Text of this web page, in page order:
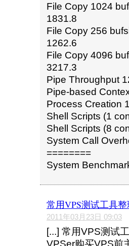
File Copy 1024
1831.8
File Copy 256
1262.6
File Copy 4096
3217.3
Pipe Throughput
Pipe-based
Process Creation
Shell Scripts (1
Shell Scripts (8
System Call
========
System
常用VPS测试工具整
2011年03月23日 09:03
[...] 常用VPS测试
VPSer购买VPS前